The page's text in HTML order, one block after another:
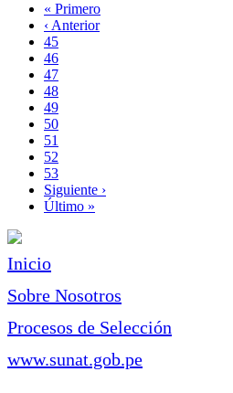
Paginación
Primera
página
« Primero
Página
anterior
‹ Anterior
Page
45
Page
46
Page
47
Page
48
Página
actual
49
Page
50
Page
51
Page
52
Page
53
Siguiente
página
Siguiente ›
Última
Último »
Inicio
Sobre Nosotros
Procesos de Selección
www.sunat.gob.pe